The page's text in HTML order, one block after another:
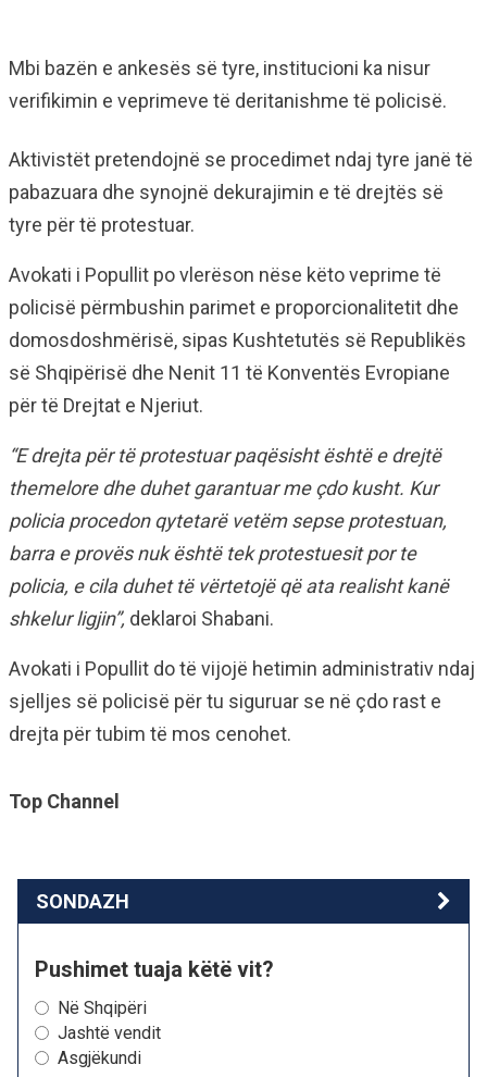
Mbi bazën e ankesës së tyre, institucioni ka nisur
verifikimin e veprimeve të deritanishme të policisë.
Aktivistët pretendojnë se procedimet ndaj tyre janë të
pabazuara dhe synojnë dekurajimin e të drejtës së
tyre për të protestuar.
Avokati i Popullit po vlerëson nëse këto veprime të
policisë përmbushin parimet e proporcionalitetit dhe
domosdoshmërisë, sipas Kushtetutës së Republikës
së Shqipërisë dhe Nenit 11 të Konventës Evropiane
për të Drejtat e Njeriut.
“E drejta për të protestuar paqësisht është e drejtë
themelore dhe duhet garantuar me çdo kusht. Kur
policia procedon qytetarë vetëm sepse protestuan,
barra e provës nuk është tek protestuesit por te
policia, e cila duhet të vërtetojë që ata realisht kanë
shkelur ligjin”, deklaroi Shabani.
Avokati i Popullit do të vijojë hetimin administrativ ndaj
sjelljes së policisë për tu siguruar se në çdo rast e
drejta për tubim të mos cenohet.
Top Channel
SONDAZH
Pushimet tuaja këtë vit?
Në Shqipëri
Jashtë vendit
Asgjëkundi